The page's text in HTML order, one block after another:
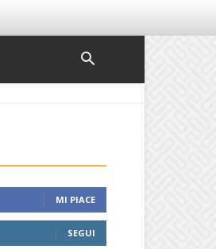
MI PIACE
SEGUI